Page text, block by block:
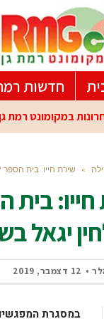
חדשות
במקומונט רמת
» שירת חייו: בית הספר
בית
יגאל
12 דצמבר, 2019
במסגרת